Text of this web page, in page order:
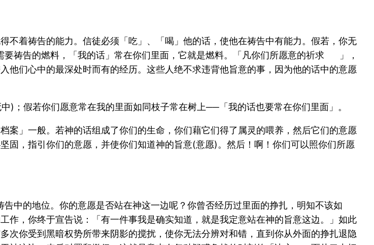
不着祷告的能力。信徒必须「吃」、「喝」他的话，使他在祷告中有能力。假若，你无
祷告的燃料，「我的话」常在你们里面，它就是燃料。「凡你们所愿意的祈求 」，
他们心中的最深处时而有的经历。这些人绝不求违背他旨意的事，因为他的话中的意愿
)；假若你们愿意常在我的里面如同枝子常在树上──「我的话也要常在你们里面」。
案」一般。若神的话组成了你们的生命，你们藉它们得了属灵的喂养，然后它们的意愿
固，指引你们的意愿，并使你们知道神的旨意(意愿)。然后！啊！你们可以照你们所愿
中的地位。你的意愿是否站在神这一边呢？你曾否经历过里面的挣扎，明知不该如
作，你终于宣告说：「有一件事我是确实知道，就是我定意站在神的旨意这边。」如此
次你受到黑暗权势所带来阴影的搅扰，使你无法分辨对和错，直到你从外面的挣扎退隐